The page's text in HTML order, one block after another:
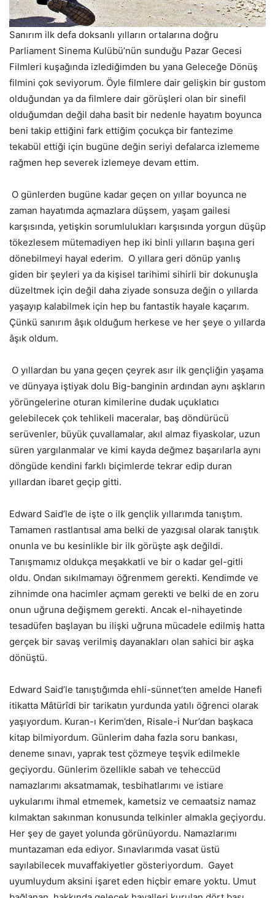
Sanırım ilk defa doksanlı yılların ortalarına doğru
Parliament Sinema Kulübü’nün sunduğu Pazar Gecesi
Filmleri kuşağında izlediğimden bu yana Geleceğe Dönüş
filmini çok seviyorum. Öyle filmlere dair gelişkin bir gustom
olduğundan ya da filmlere dair görüşleri olan bir sinefil
olduğumdan değil daha basit bir nedenle hayatım boyunca
beni takip ettiğini fark ettiğim çocukça bir fantezime
tekabül ettiği için bugüne değin seriyi defalarca izlememe
rağmen hep severek izlemeye devam ettim.
O günlerden bugüne kadar geçen on yıllar boyunca ne
zaman hayatımda açmazlara düşsem, yaşam gailesi
karşısında, yetişkin sorumlulukları karşısında yorgun düşüp
tökezlesem mütemadiyen hep iki binli yılların başına geri
dönebilmeyi hayal ederim. O yıllara geri dönüp yanlış
giden bir şeyleri ya da kişisel tarihimi sihirli bir dokunuşla
düzeltmek için değil daha ziyade sonsuza değin o yıllarda
yaşayıp kalabilmek için hep bu fantastik hayale kaçarım.
Çünkü sanırım âşık olduğum herkese ve her şeye o yıllarda
âşık oldum.
O yıllardan bu yana geçen çeyrek asır ilk gençliğin yaşama
ve dünyaya iştiyak dolu Big-banginin ardından aynı aşkların
yörüngelerine oturan kimilerine dudak uçuklatıcı
gelebilecek çok tehlikeli maceralar, baş döndürücü
serüvenler, büyük çuvallamalar, akıl almaz fiyaskolar, uzun
süren yargılanmalar ve kimi kayda değmez başarılarla aynı
döngüde kendini farklı biçimlerde tekrar edip duran
yıllardan ibaret geçip gitti.
Edward Said’le de işte o ilk gençlik yıllarımda tanıştım.
Tamamen rastlantısal ama belki de yazgısal olarak tanıştık
onunla ve bu kesinlikle bir ilk görüşte aşk değildi.
Tanışmamız oldukça meşakkatli ve bir o kadar gel-gitli
oldu. Ondan sıkılmamayı öğrenmem gerekti. Kendimde ve
zihnimde ona hacimler açmam gerekti ve belki de en zoru
onun uğruna değişmem gerekti. Ancak el-nihayetinde
tesadüfen başlayan bu ilişki uğruna mücadele edilmiş hatta
gerçek bir savaş verilmiş dayanakları olan sahici bir aşka
dönüştü.
Edward Said’le tanıştığımda ehli-sünnet’ten amelde Hanefi
itikatta Mâtürîdi bir tarikatın yurdunda yatılı öğrenci olarak
yaşıyordum. Kuran-ı Kerim’den, Risale-i Nur’dan başkaca
kitap bilmiyordum. Günlerim daha fazla soru bankası,
deneme sınavı, yaprak test çözmeye teşvik edilmekle
geçiyordu. Günlerim özellikle sabah ve teheccüd
namazlarımı aksatmamak, tesbihatlarımı ve istiare
uykularımı ihmal etmemek, kametsiz ve cemaatsiz namaz
kılmaktan sakınman konusunda telkinler almakla geçiyordu.
Her şey de gayet yolunda görünüyordu. Namazlarımı
muntazaman eda ediyor. Sınavlarımda vasat üstü
sayılabilecek muvaffakiyetler gösteriyordum. Gayet
uyumluydum aksini işaret eden hiçbir emare yoktu. Umut